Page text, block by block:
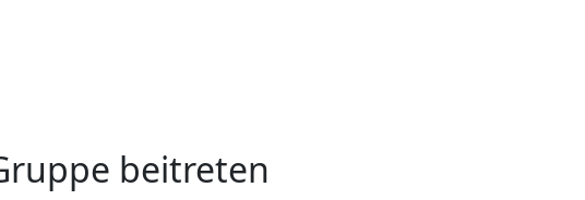
beitreten